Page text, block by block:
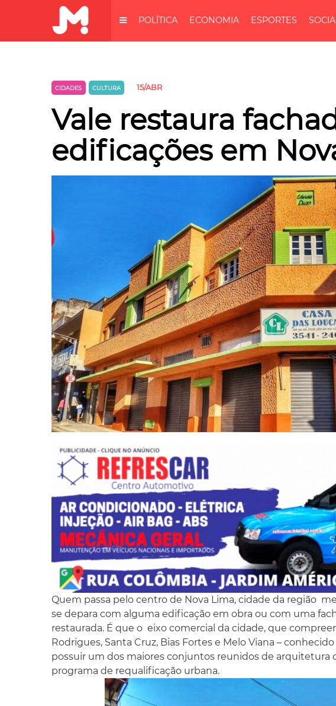
POLÍTICA ECONOMIA ESPORTES
CIDADES CULTURA 15/ABR
Vale restaura
edificações em
Quem passa pelo centro de Nova Lima, cidade da região
se depara com alguma edificação em obra ou com uma
restaurada. É que o eixo comercial da cidade, que
Rodrigues, Santa Cruz, Bias Fortes e Melo Viana –
possuir um dos maiores conjuntos reunidos de arquitetura
programa de requalificação urbana.